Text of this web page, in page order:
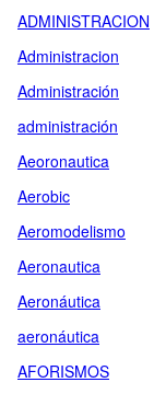
ADMINISTRACION
Administracion
Administración
administración
Aeoronautica
Aerobic
Aeromodelismo
Aeronautica
Aeronáutica
aeronáutica
AFORISMOS